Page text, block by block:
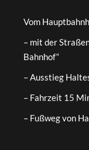
Vom
– mit der
Bahnhof“
– Ausstieg
– Fahrzeit 15
– Fußweg von